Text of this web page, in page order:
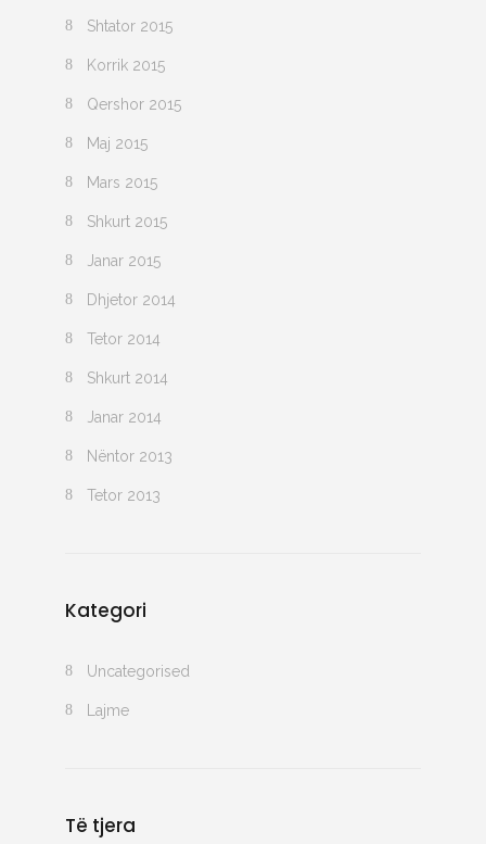
Shtator 2015
Korrik 2015
Qershor 2015
Maj 2015
Mars 2015
Shkurt 2015
Janar 2015
Dhjetor 2014
Tetor 2014
Shkurt 2014
Janar 2014
Nëntor 2013
Tetor 2013
Kategori
Uncategorised
Lajme
Të tjera